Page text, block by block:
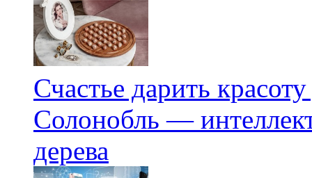
Счастье дарить
Солонобль —
дерева